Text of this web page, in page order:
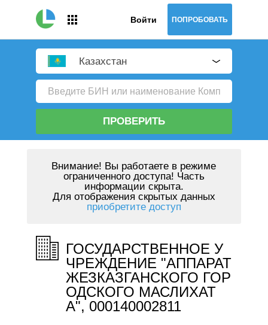
Войти ПОПРОБОВАТЬ
Казахстан
ПРОВЕРИТЬ
Внимание! Вы работаете в режиме
ограниченного доступа! Часть
информации скрыта.
Для отображения скрытых данных
приобретите доступ
ГОСУДАРСТВЕННОЕ У
ЧРЕЖДЕНИЕ "АППАРАТ
ЖЕЗКАЗГАНСКОГО ГОР
ОДСКОГО МАСЛИХАТ
А", 000140002811